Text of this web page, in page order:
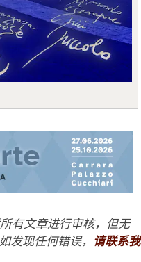
有文章进行审核，但无
发现任何错误， 请联系我